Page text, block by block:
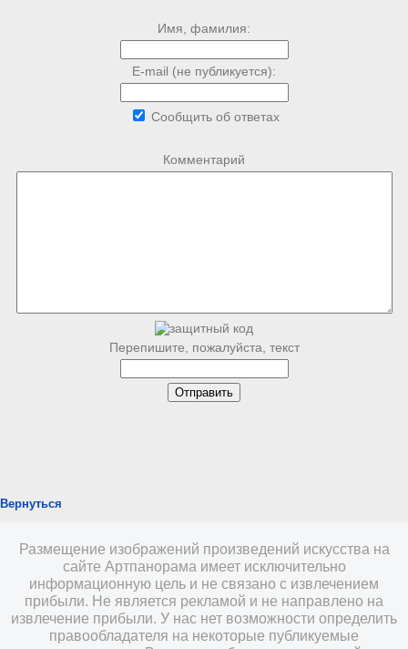
Имя, фамилия:
E-mail (не публикуется):
Сообщить об ответах
Комментарий
Перепишите, пожалуйста, текст
Вернуться
Размещение изображений произведений искусства на
сайте Артпанорама имеет исключительно
информационную цель и не связано с извлечением
прибыли. Не является рекламой и не направлено на
извлечение прибыли. У нас нет возможности определить
правообладателя на некоторые публикуемые